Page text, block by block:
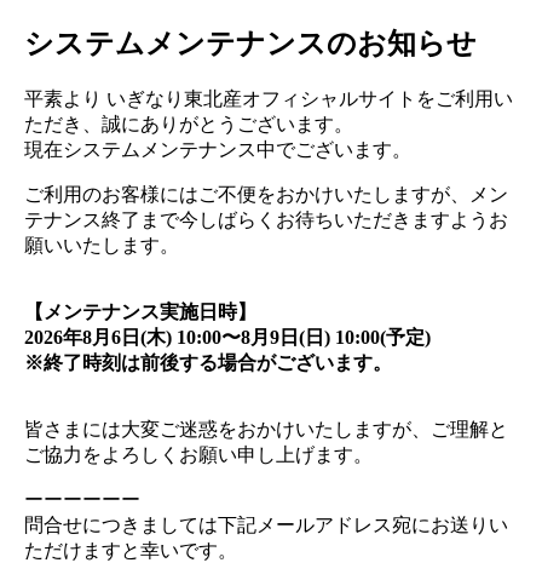
システムメンテナンスのお知らせ
平素より いぎなり東北産オフィシャルサイトをご利用い
ただき、誠にありがとうございます。
現在システムメンテナンス中でございます。
ご利用のお客様にはご不便をおかけいたしますが、メン
テナンス終了まで今しばらくお待ちいただきますようお
願いいたします。
【メンテナンス実施日時】
2026年8月6日(木) 10:00〜8月9日(日) 10:00(予定)
※終了時刻は前後する場合がございます。
皆さまには大変ご迷惑をおかけいたしますが、ご理解と
ご協力をよろしくお願い申し上げます。
ーーーーーー
問合せにつきましては下記メールアドレス宛にお送りい
ただけますと幸いです。